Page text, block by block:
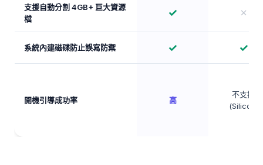
支援自動分割 4GB+ 巨大資源
檔
✓ ✗
系統內建磁碟防止誤寫防禦 ✓ ✓
開機引導成功率 高
不支援
(Silicon)